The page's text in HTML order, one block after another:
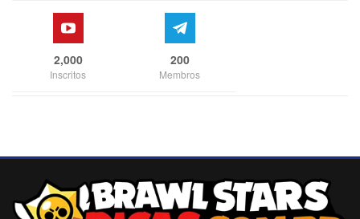
2,000
Inscritos
200
Membros